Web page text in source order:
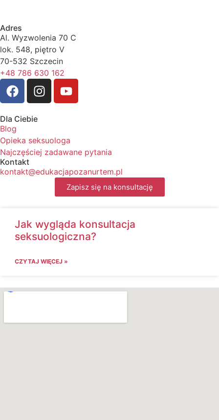
Adres
Al. Wyzwolenia 70 C
lok. 548, piętro V
70-532 Szczecin
+48 786 630 162
Dla Ciebie
Blog
Opieka seksuologa
Najczęściej zadawane pytania
Kontakt
kontakt@edukacjapozanurtem.pl
Zapisz się na konsultację
Jak wygląda konsultacja
seksuologiczna?
CZYTAJ WIĘCEJ »